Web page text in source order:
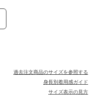
過去注文商品のサイズを参照する
身長別着用感ガイド
サイズ表示の見方